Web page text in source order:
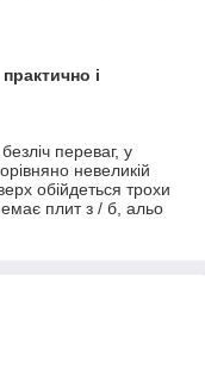
і
переваг, у
невеликій
обійдеться трохи
плит з / б, альо